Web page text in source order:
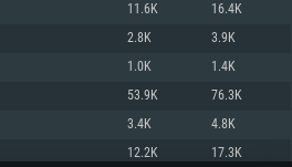
récent
Intel Xeon ne sont pas supportés)
ou plus avec support de Metal
les derniers drivers (moins de 6 mois) /
11.6K 16.4K
2.8K 3.9K
1.0K 1.4K
53.9K 76.3K
3.4K 4.8K
12.2K 17.3K